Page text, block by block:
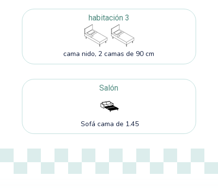
habitación 3
cama nido, 2 camas de 90 cm
Salón
Sofá cama de 1.45